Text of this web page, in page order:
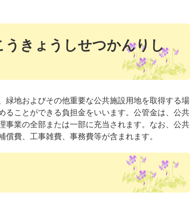
うきょうしせつかんりし
緑地およびその他重要な公共施設用地を取得する場
ることができる負担金をいいます。公管金は、公共
事業の全部または一部に充当されます。なお、公共
費、工事雑費、事務費等が含まれます。